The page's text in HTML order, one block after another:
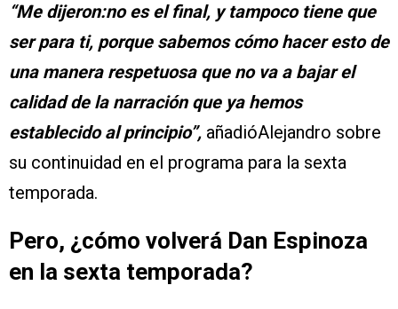
“Me dijeron:no es el final, y tampoco tiene que
ser para ti, porque sabemos cómo hacer esto de
una manera respetuosa que no va a bajar el
calidad de la narración que ya hemos
establecido al principio”, añadióAlejandro sobre
su continuidad en el programa para la sexta
temporada.
Pero, ¿cómo volverá Dan Espinoza
en la sexta temporada?